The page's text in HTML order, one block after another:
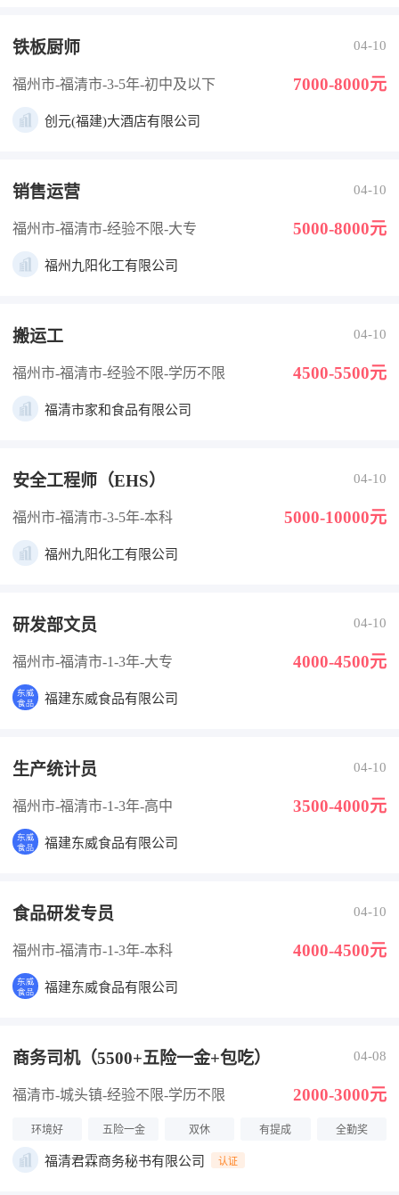
铁板厨师 04-10
福州市-福清市-3-5年-初中及以下 7000-8000元
创元(福建)大酒店有限公司
销售运营 04-10
福州市-福清市-经验不限-大专 5000-8000元
福州九阳化工有限公司
搬运工 04-10
福州市-福清市-经验不限-学历不限 4500-5500元
福清市家和食品有限公司
安全工程师（EHS） 04-10
福州市-福清市-3-5年-本科 5000-10000元
福州九阳化工有限公司
研发部文员 04-10
福州市-福清市-1-3年-大专 4000-4500元
福建东威食品有限公司
生产统计员 04-10
福州市-福清市-1-3年-高中 3500-4000元
福建东威食品有限公司
食品研发专员 04-10
福州市-福清市-1-3年-本科 4000-4500元
福建东威食品有限公司
商务司机（5500+五险一金+包吃） 04-08
福清市-城头镇-经验不限-学历不限 2000-3000元
环境好 五险一金 双休 有提成 全勤奖
福清君霖商务秘书有限公司 认证